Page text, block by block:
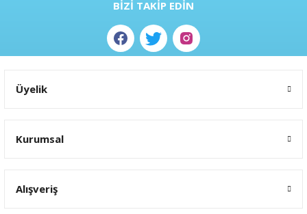
BİZİ TAKİP EDİN
Üyelik
Kurumsal
Alışveriş